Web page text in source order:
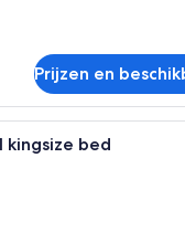
Prijzen en
Een
kingsize bed